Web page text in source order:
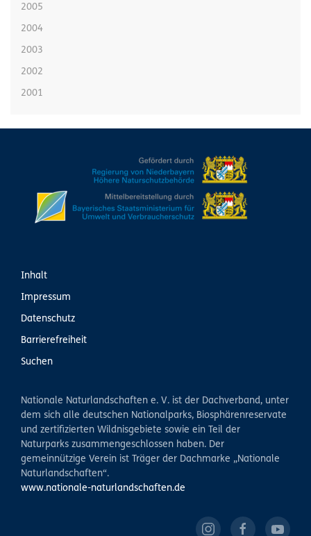
2005
2004
2003
2002
2001
Inhalt
Impressum
Datenschutz
Barrierefreiheit
Suchen
Nationale Naturlandschaften e. V. ist der Dachverband, unter
dem sich alle deutschen Nationalparks, Biosphärenreservate
und zertifizierten Wildnisgebiete sowie ein Teil der
Naturparks zusammengeschlossen haben. Der
gemeinnützige Verein ist Träger der Dachmarke „Nationale
Naturlandschaften“.
www.nationale-naturlandschaften.de